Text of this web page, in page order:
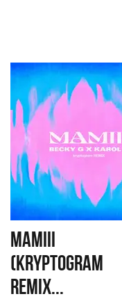
MAMIII
(KRYPTOGRAM
REMIX...